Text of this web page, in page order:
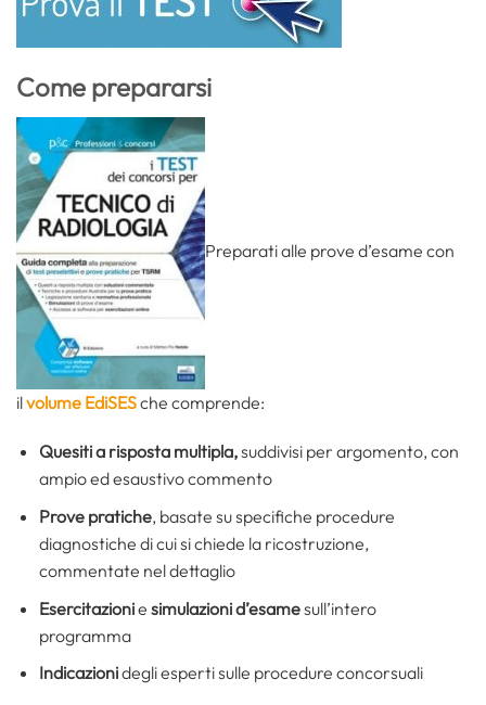
Come prepararsi
Preparati alle prove d’esame con
ilvolume EdiSESche comprende:
Quesiti a risposta multipla,suddivisi per argomento, con
ampio ed esaustivo commento
Prove pratiche, basate su specifiche procedure
diagnostiche di cui si chiede la ricostruzione,
commentate nel dettaglio
Esercitazionie simulazioni d’esamesull’intero
programma
Indicazionidegli esperti sulle procedure concorsuali